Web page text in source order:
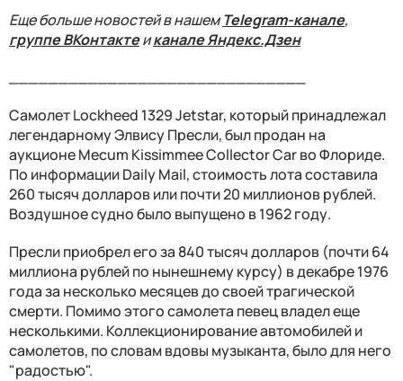
Еще больше новостей в нашемTelegram-канале,
группе ВКонтактеиканале Яндекс.Дзен
Самолет Lockheed 1329 Jetstar, который принадлежал
легендарному Элвису Пресли, был продан на
аукционе Mecum Kissimmee Collector Car во Флориде.
По информации Daily Mail, стоимость лота составила
260 тысяч долларов или почти 20 миллионов рублей.
Воздушное судно было выпущено в 1962 году.
Пресли приобрел его за 840 тысяч долларов (почти 64
миллиона рублей по нынешнему курсу) в декабре 1976
года за несколько месяцев до своей трагической
смерти. Помимо этого самолета певец владел еще
несколькими. Коллекционирование автомобилей и
самолетов, по словам вдовы музыканта, было для него
"радостью".